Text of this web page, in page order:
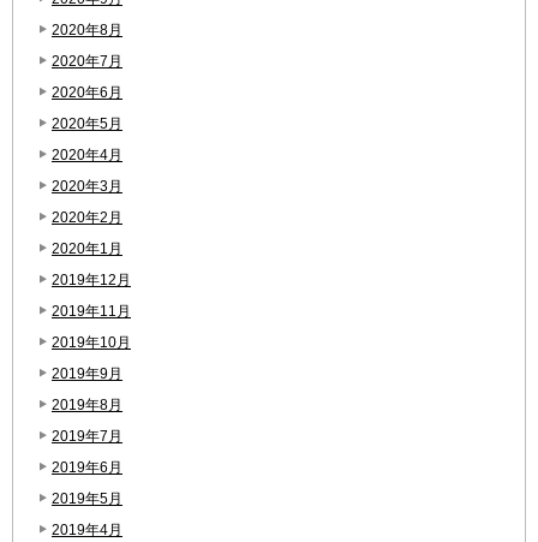
2020年8月
2020年7月
2020年6月
2020年5月
2020年4月
2020年3月
2020年2月
2020年1月
2019年12月
2019年11月
2019年10月
2019年9月
2019年8月
2019年7月
2019年6月
2019年5月
2019年4月